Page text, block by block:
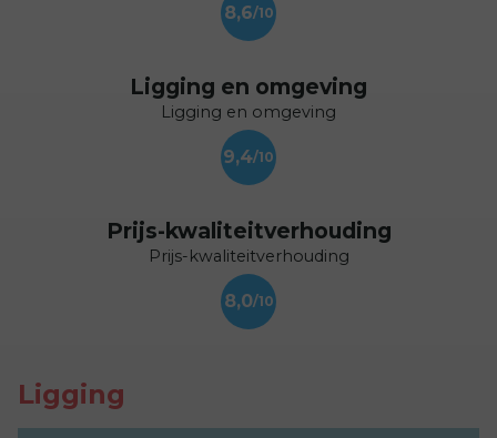
8,6
Ligging en omgeving
Ligging en omgeving
9,4
Prijs-kwaliteitverhouding
Prijs-kwaliteitverhouding
8,0
Ligging